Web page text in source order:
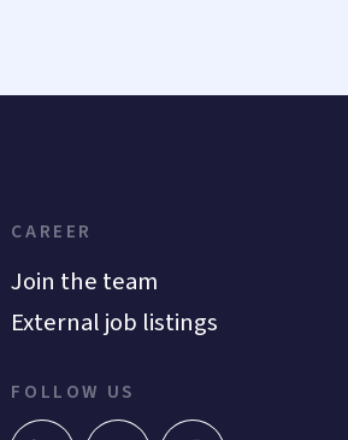
CAREER
Join the team
External job listings
FOLLOW US